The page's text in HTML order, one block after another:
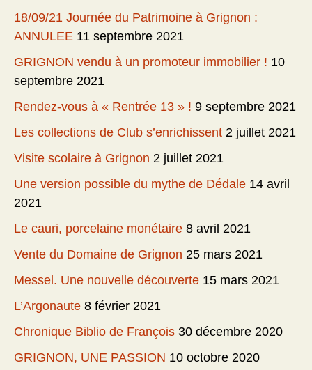
18/09/21 Journée du Patrimoine à Grignon :
ANNULEE 11 septembre 2021
GRIGNON vendu à un promoteur immobilier ! 10
septembre 2021
Rendez-vous à « Rentrée 13 » ! 9 septembre 2021
Les collections de Club s’enrichissent 2 juillet 2021
Visite scolaire à Grignon 2 juillet 2021
Une version possible du mythe de Dédale 14 avril
2021
Le cauri, porcelaine monétaire 8 avril 2021
Vente du Domaine de Grignon 25 mars 2021
Messel. Une nouvelle découverte 15 mars 2021
L’Argonaute 8 février 2021
Chronique Biblio de François 30 décembre 2020
GRIGNON, UNE PASSION 10 octobre 2020